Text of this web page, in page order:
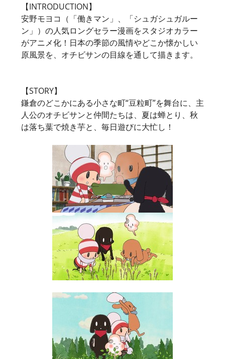
【INTRODUCTION】
安野モヨコ（「働きマン」、「シュガシュガルー
ン」）の人気ロングセラー漫画をスタジオカラー
がアニメ化！日本の季節の風情やどこか懐かしい
原風景を、オチビサンの目線を通して描きます。
【STORY】
鎌倉のどこかにある小さな町“豆粒町”を舞台に、主
人公のオチビサンと仲間たちは、夏は蝉とり、秋
は落ち葉で焼き芋と、毎日遊びに大忙し！